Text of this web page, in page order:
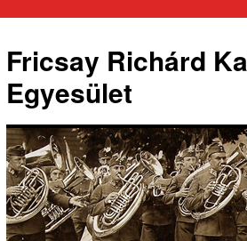
Fricsay Richárd
Egyesület